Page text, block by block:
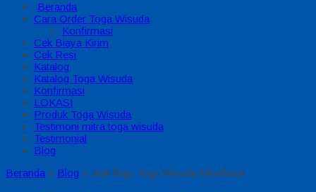
Beranda
Cara Order Toga Wisuda
Konfirmasi
Cek Biaya Kirim
Cek Resi
Katalog
Katalog Toga Wisuda
Konfirmasi
LOKASI
Produk Toga Wisuda
Testimoni mitra toga wisuda
Testimonial
Blog
Beranda » Blog » Jual Baju Toga Wisuda Minahasa